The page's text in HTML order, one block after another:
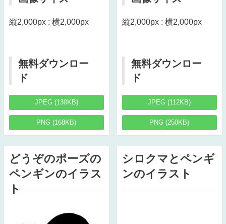
縦2,000px : 横2,000px
無料ダウンロー
ド
JPEG (130KB)
PNG (168KB)
縦2,000px : 横2,000px
無料ダウンロー
ド
JPEG (112KB)
PNG (250KB)
どうぞのポーズの
ペンギンのイラス
ト
シロクマとペンギ
ンのイラスト